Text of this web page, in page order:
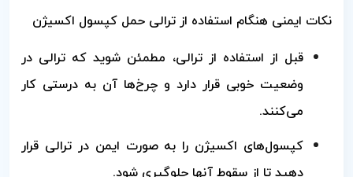
نکات ایمنی هنگام استفاده از ترالی حمل کپسول اکسیژن
قبل از استفاده از ترالی، مطمئن شوید که ترالی در
وضعیت خوبی قرار دارد و چرخ‌ها آن به درستی کار
می‌کنند.
کپسول‌های اکسیژن را به صورت ایمن در ترالی قرار
دهید تا از سقوط آنها جلوگیری شود.